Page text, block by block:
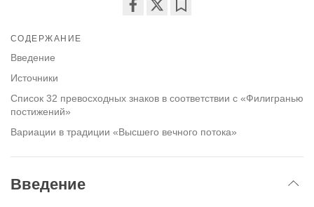
СОДЕРЖАНИЕ
Введение
Источники
Список 32 превосходных знаков в соответствии с «Филигранью
постижений»
Вариации в традиции «Высшего вечного потока»
Введение